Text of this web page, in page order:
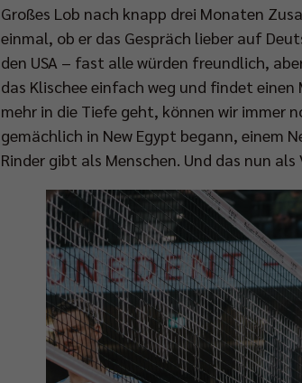
Großes Lob nach knapp drei Monaten
einmal, ob er das Gespräch lieber auf
den USA – fast alle würden freundlich,
das Klischee einfach weg und findet
mehr in die Tiefe geht, können wir immer
gemächlich in New Egypt begann, einem
Rinder gibt als Menschen. Und das nun